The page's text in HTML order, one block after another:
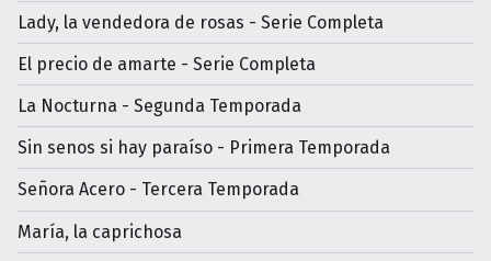
Lady, la vendedora de rosas - Serie Completa
El precio de amarte - Serie Completa
La Nocturna - Segunda Temporada
Sin senos si hay paraíso - Primera Temporada
Señora Acero - Tercera Temporada
María, la caprichosa